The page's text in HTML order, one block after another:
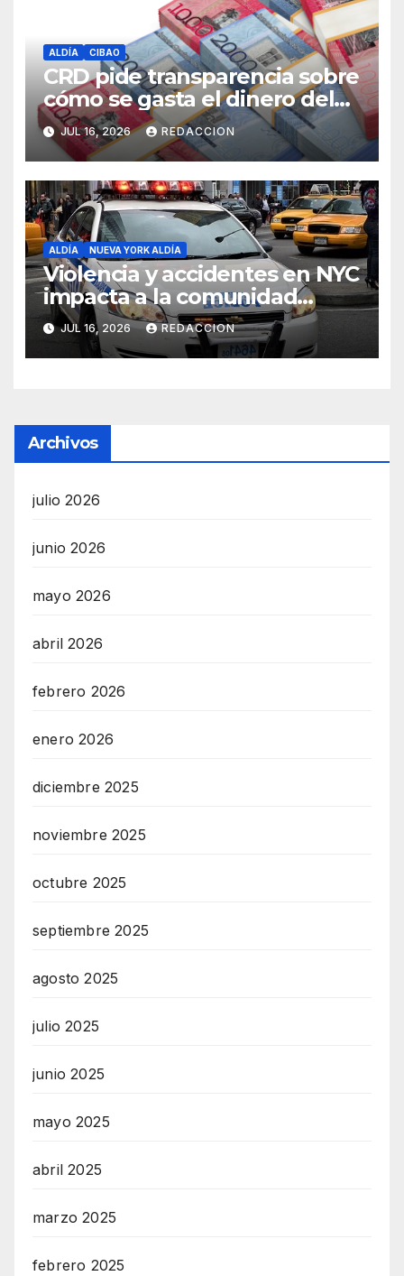
ALDÍA CIBAO
CRD pide transparencia sobre
cómo se gasta el dinero del
Seguro Familiar de Salud
JUL 16, 2026 REDACCION
ALDÍA NUEVA YORK ALDÍA
Violencia y accidentes en NYC
impacta a la comunidad
dominicana
JUL 16, 2026 REDACCION
Archivos
julio 2026
junio 2026
mayo 2026
abril 2026
febrero 2026
enero 2026
diciembre 2025
noviembre 2025
octubre 2025
septiembre 2025
agosto 2025
julio 2025
junio 2025
mayo 2025
abril 2025
marzo 2025
febrero 2025